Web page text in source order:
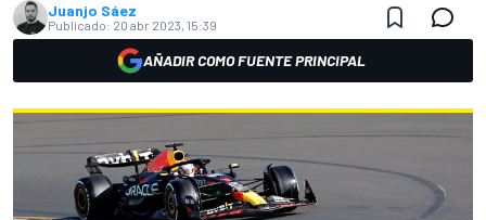
Juanjo Sáez
Publicado: 20 abr 2023, 15:39
AÑADIR COMO FUENTE PRINCIPAL